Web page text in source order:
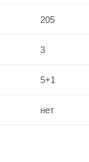
205
3
5+1
нет